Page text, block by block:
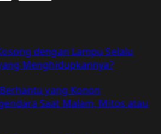
dengan Lampu Selalu
Menghidupkannya?
yang Konon
Saat Malam, Mitos atau